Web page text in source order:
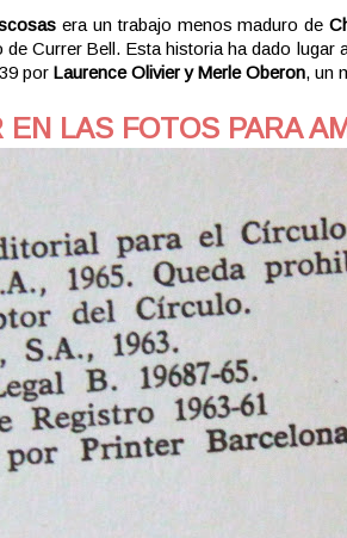
era un trabajo menos maduro de
Currer Bell. Esta historia ha dado lugar
por Laurence Olivier y Merle Oberon, un
EN LAS FOTOS PARA